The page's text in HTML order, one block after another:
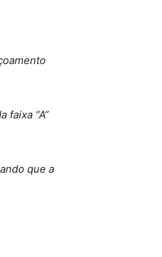
“A”
que a